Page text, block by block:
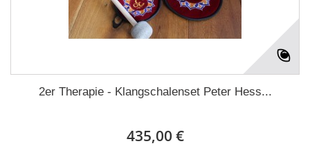
2er Therapie - Klangschalenset Peter Hess...
435,00 €